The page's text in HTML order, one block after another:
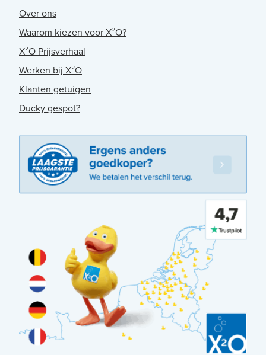
Over ons
Waarom kiezen voor X²O?
X²O Prijsverhaal
Werken bij X²O
Klanten getuigen
Ducky gespot?